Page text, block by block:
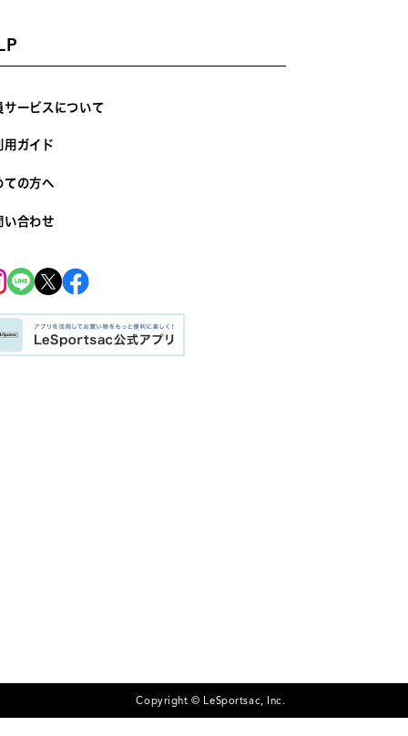
サービスについて
用ガイド
ての方へ
い合わせ
Copyright © LeSportsac, Inc.